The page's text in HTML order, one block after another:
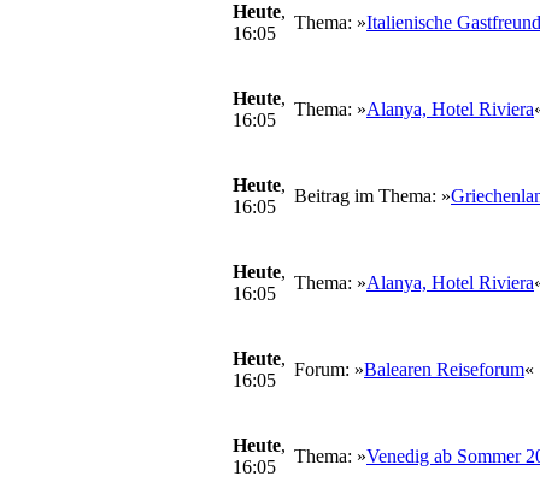
Heute,
16:05
Thema: »Italienische
Heute,
16:05
Thema: »Alanya, Hotel Riviera
Heute,
16:05
Beitrag im Thema: »
Heute,
16:05
Thema: »Alanya, Hotel Riviera
Heute,
16:05
Forum: »Balearen Reiseforum«
Heute,
16:05
Thema: »Venedig ab Sommer